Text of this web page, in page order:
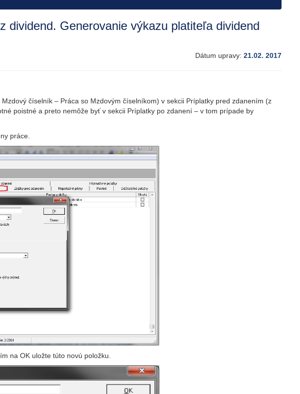
dividend. Generovanie výkazu platiteľa dividend
Dátum upravy: 21.02. 2017
číselník – Práca so Mzdovým číselníkom) v sekcii Príplatky pred zdanením (z
poistné a preto nemôže byť v sekcii Príplatky po zdanení – v tom prípade by
práce.
na OK uložte túto novú položku.